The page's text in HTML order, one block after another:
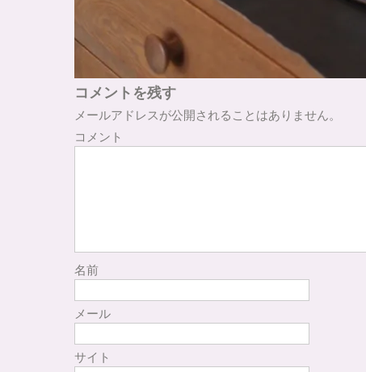
コメントを残す
メールアドレスが公開されることはありません。
コメント
名前
メール
サイト